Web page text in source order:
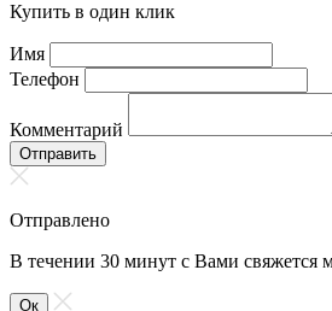
Купить в один клик
Имя
Телефон
Комментарий
Отправить
Отправлено
В течении 30 минут с Вами свяжется
Ок